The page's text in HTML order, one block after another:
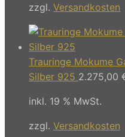
zzgl. Versandkosten
Trauringe Mokume
Silber 925 2.275,00
inkl. 19 % MwSt.
zzgl. Versandkosten